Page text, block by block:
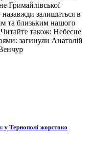
Гримайлівської
залишиться в
та близьким нашого
також: Небесне
загинули Анатолій
у Тернополі жорстоко